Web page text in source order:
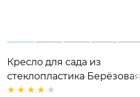
Кресло для сада из
стеклопластика Берёзовая
щепка U08843